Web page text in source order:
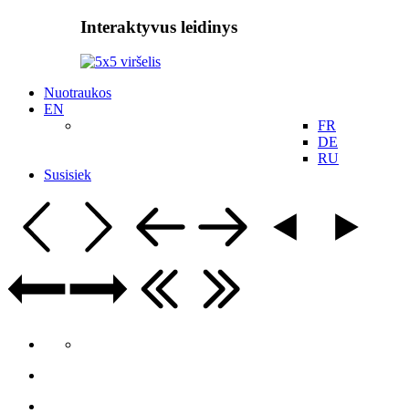
Interaktyvus leidinys
Nuotraukos
EN
FR
DE
RU
Susisiek